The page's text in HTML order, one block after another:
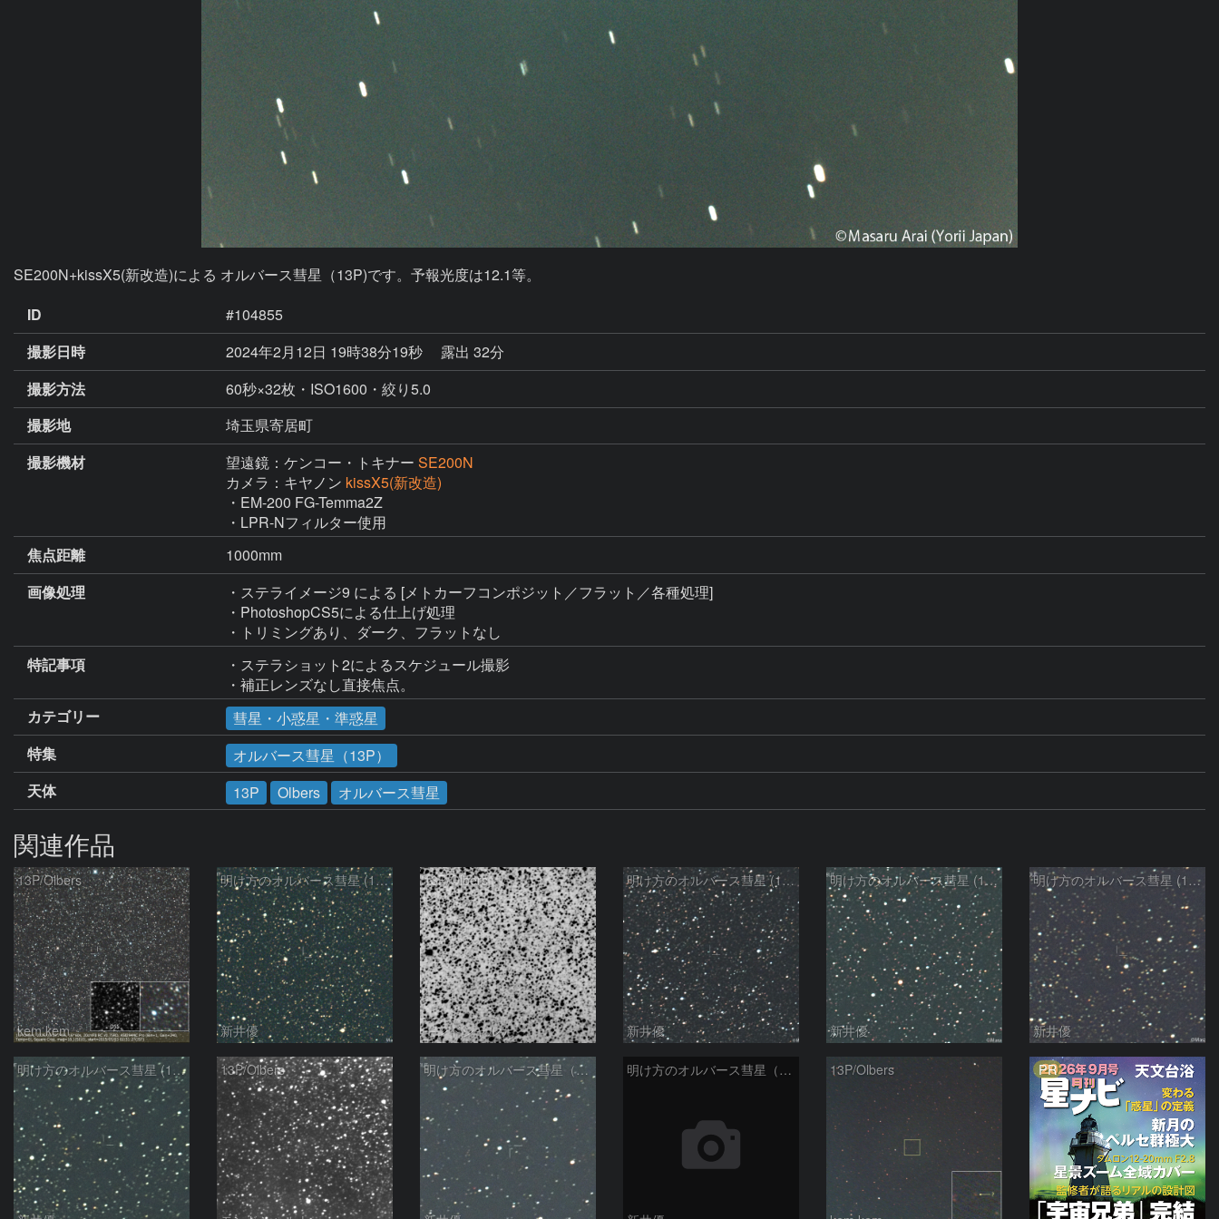
SE200N+kissX5(新改造)による オルバース彗星（13P)です。予報光度は12.1等。
ID
#104855
撮影日時
2024年2月12日 19時38分19秒
露出 32分
撮影方法
60秒×32枚・ISO1600・絞り5.0
撮影地
埼玉県寄居町
撮影機材
望遠鏡：ケンコー・トキナー SE200N
カメラ：キヤノン kissX5(新改造)
・EM-200 FG-Temma2Z
・LPR-Nフィルター使用
焦点距離
1000mm
画像処理
・ステライメージ9 による [メトカーフコンポジット／フラット／各種処理]
・PhotoshopCS5による仕上げ処理
・トリミングあり、ダーク、フラットなし
特記事項
・ステラショット2によるスケジュール撮影
・補正レンズなし直接焦点。
カテゴリー
彗星・小惑星・準惑星
特集
オルバース彗星（13P）
天体
13P Olbers オルバース彗星
関連作品
13P/Olbers
kem.kem
明け方のオルバース彗星 (13P)：2025/03/20
新井優
13P/Olbers
モンドシャルナ
明け方のオルバース彗星 (13P)：2025/03/01
新井優
明け方のオルバース彗星 (13P)：2025/02/25
新井優
明け方のオルバース彗星 (13P)：2025/02/06
新井優
明け方のオルバース彗星 (13P)：2025/02/05 13P/Olbers 明け方のオルバース彗星（13P)：2025/01/30 明け方のオルバース彗星（13P)：2025/01/27 13P/Olbers PR